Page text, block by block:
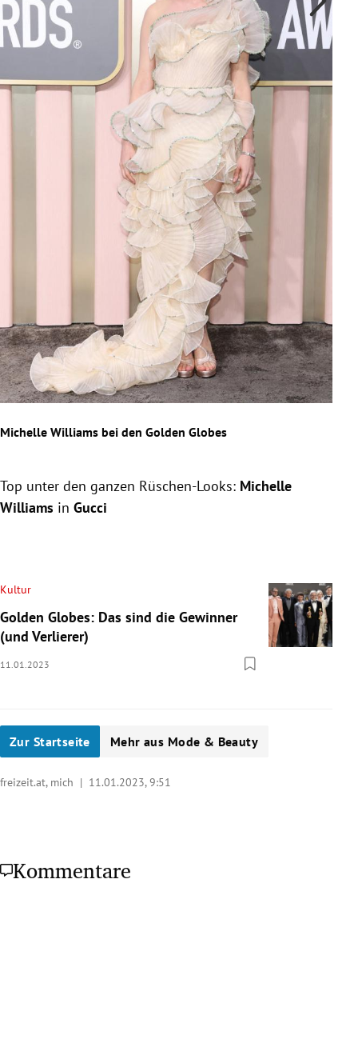
Michelle Williams bei den Golden Globes
Top unter den ganzen Rüschen-Looks: Michelle
Williams in Gucci
Kultur
Golden Globes: Das sind die Gewinner
(und Verlierer)
11.01.2023
Zur Startseite Mehr aus Mode & Beauty
freizeit.at, mich | 11.01.2023, 9:51
Kommentare